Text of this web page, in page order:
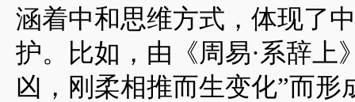
涵着中和思维方式，体现了
护。比如，由《周易·系辞上
凶，刚柔相推而生变化”而形